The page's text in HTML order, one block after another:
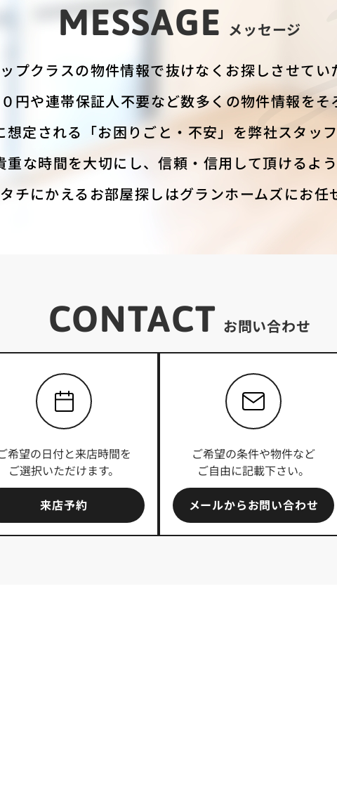
MESSAGE メッセージ
プクラスの物件情報で抜けなくお探しさせてい
円や連帯保証人不要など数多くの物件情報をそ
想定される「お困りごと・不安」を弊社スタッ
重な時間を大切にし、信頼・信用して頂けるよ
チにかえるお部屋探しはグランホームズにお任
CONTACT お問い合わせ
希望の日付と来店時間を
ご選択いただけます。
来店予約
ご希望の条件や物件など
ご自由に記載下さい。
メールからお問い合わせ